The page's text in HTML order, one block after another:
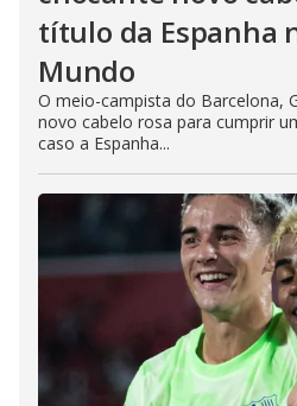
título da Espanha
Mundo
O meio-campista do Barcelona,
novo cabelo rosa para cumprir
caso a Espanha...